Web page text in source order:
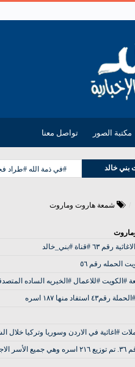
مكتبة الصور تواصل معنا
بني خالد
بني خالد #في ذمة الله #طراد
شمعة هاروت وماروت
#بني_خالد
الحمله رقم ٥٦
#للاعمال #الخيريه الساده
منها ١٨٧ اسره
#اغاثية في الاردن وسوريا وتركيا خلال